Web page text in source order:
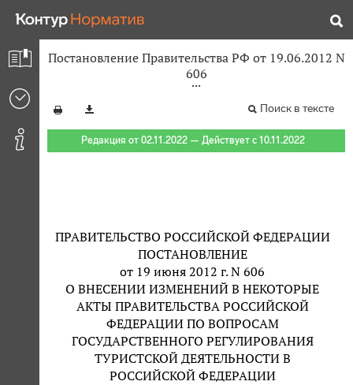
Постановление Правительства РФ от 19.06.2012 N
606
Поиск в тексте
Редакция от 02.11.2022 — Действует с 10.11.2022
ПРАВИТЕЛЬСТВО РОССИЙСКОЙ ФЕДЕРАЦИИ
ПОСТАНОВЛЕНИЕ
от 19 июня 2012 г. N 606
О ВНЕСЕНИИ ИЗМЕНЕНИЙ В НЕКОТОРЫЕ
АКТЫ ПРАВИТЕЛЬСТВА РОССИЙСКОЙ
ФЕДЕРАЦИИ ПО ВОПРОСАМ
ГОСУДАРСТВЕННОГО РЕГУЛИРОВАНИЯ
ТУРИСТСКОЙ ДЕЯТЕЛЬНОСТИ В
РОССИЙСКОЙ ФЕДЕРАЦИИ